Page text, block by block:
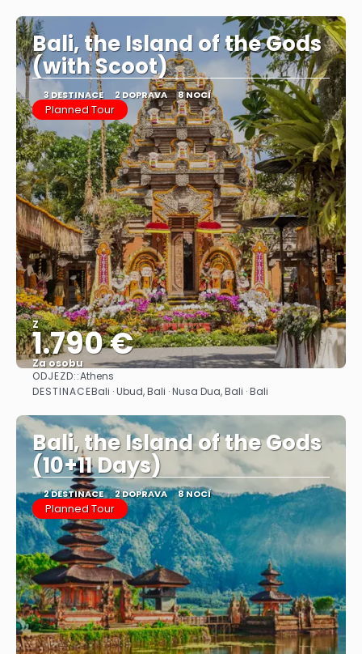
Bali, the Island of the Gods
(with Scoot)
3 DESTINACE 2 DOPRAVA 8 NOCÍ
Planned Tour
Z
1.790 €
Za osobu
Zobrazit
ODJEZD::Athens
DESTINACEBali · Ubud, Bali · Nusa Dua, Bali · Bali
Bali, the Island of the Gods
(10+11 Days)
2 DESTINACE 2 DOPRAVA 8 NOCÍ
Planned Tour